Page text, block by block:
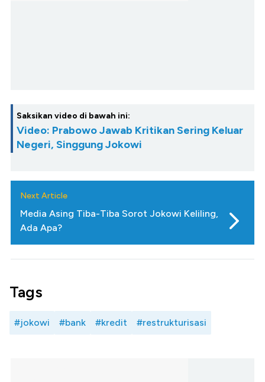
Saksikan video di bawah ini:
Video: Prabowo Jawab Kritikan Sering Keluar
Negeri, Singgung Jokowi
Next Article
Media Asing Tiba-Tiba Sorot Jokowi Keliling,
Ada Apa?
Tags
#jokowi #bank #kredit #restrukturisasi